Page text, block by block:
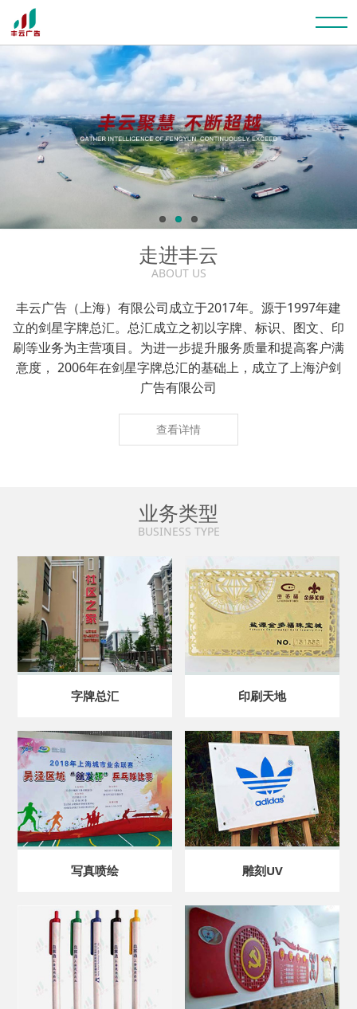
走进丰云
ABOUT US
丰云广告（上海）有限公司成立于2017年。源于1997年建
立的剑星字牌总汇。总汇成立之初以字牌、标识、图文、印
刷等业务为主营项目。为进一步提升服务质量和提高客户满
意度， 2006年在剑星字牌总汇的基础上，成立了上海沪剑
广告有限公司
查看详情
业务类型
BUSINESS TYPE
字牌总汇 印刷天地
写真喷绘 雕刻UV